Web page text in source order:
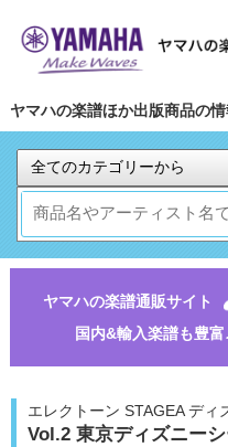
ヤマハの楽譜ほか出版商品の情
ヤマハの楽譜通販サイト
国内&輸入楽譜も豊富
エレクトーン STAGEA ディ
Vol.2 東京ディズニー